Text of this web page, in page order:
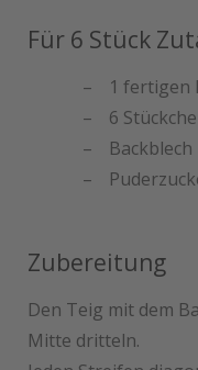
Für 6 Stück
1 fertigen
6
Zubereitung
Den Teig mit dem
Mitte dritteln.